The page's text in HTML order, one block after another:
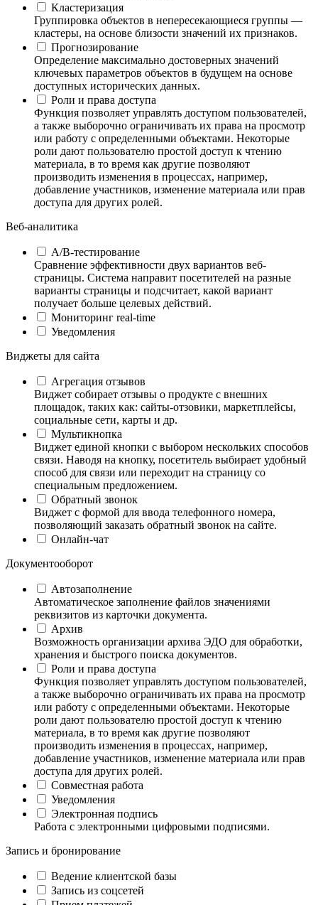
Кластеризация
Группировка объектов в непересекающиеся группы —
кластеры, на основе близости значений их признаков.
Прогнозирование
Определение максимально достоверных значений
ключевых параметров объектов в будущем на основе
доступных исторических данных.
Роли и права доступа
Функция позволяет управлять доступом пользователей,
а также выборочно ограничивать их права на просмотр
или работу с определенными объектами. Некоторые
роли дают пользователю простой доступ к чтению
материала, в то время как другие позволяют
производить изменения в процессах, например,
добавление участников, изменение материала или прав
доступа для других ролей.
Веб-аналитика
А/B-тестирование
Сравнение эффективности двух вариантов веб-
страницы. Система направит посетителей на разные
варианты страницы и подсчитает, какой вариант
получает больше целевых действий.
Мониторинг real-time
Уведомления
Виджеты для сайта
Агрегация отзывов
Виджет собирает отзывы о продукте с внешних
площадок, таких как: сайты-отзовики, маркетплейсы,
социальные сети, карты и др.
Мультикнопка
Виджет единой кнопки с выбором нескольких способов
связи. Наводя на кнопку, посетитель выбирает удобный
способ для связи или переходит на страницу со
специальным предложением.
Обратный звонок
Виджет с формой для ввода телефонного номера,
позволяющий заказать обратный звонок на сайте.
Онлайн-чат
Документооборот
Автозаполнение
Автоматическое заполнение файлов значениями
реквизитов из карточки документа.
Архив
Возможность организации архива ЭДО для обработки,
хранения и быстрого поиска документов.
Роли и права доступа
Функция позволяет управлять доступом пользователей,
а также выборочно ограничивать их права на просмотр
или работу с определенными объектами. Некоторые
роли дают пользователю простой доступ к чтению
материала, в то время как другие позволяют
производить изменения в процессах, например,
добавление участников, изменение материала или прав
доступа для других ролей.
Совместная работа
Уведомления
Электронная подпись
Работа с электронными цифровыми подписями.
Запись и бронирование
Ведение клиентской базы
Запись из соцсетей